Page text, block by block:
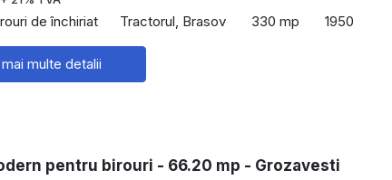
de închiriat Tractorul, Brasov 330 mp 1950
multe detalii
pentru birouri - 66.20 mp - Grozavesti